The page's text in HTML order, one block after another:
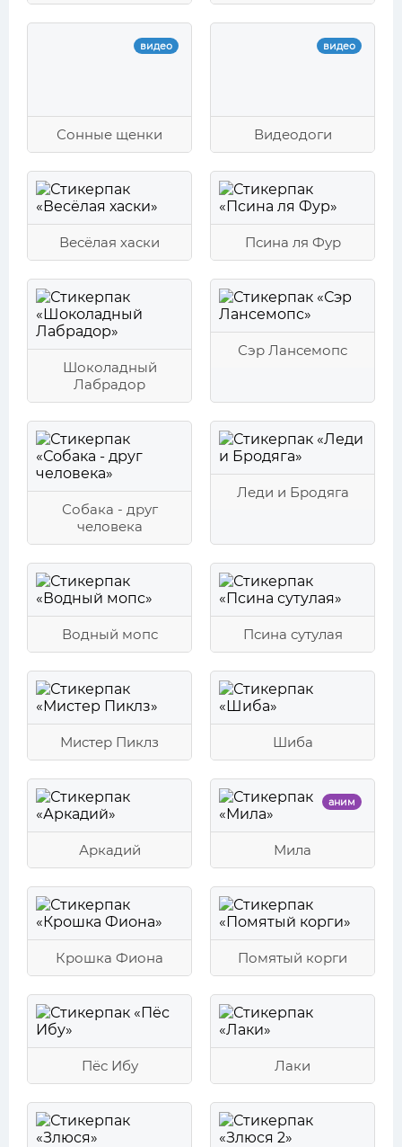
видео
Сонные щенки
видео
Видеодоги
Весёлая хаски Псина ля Фур
Шоколадный
Лабрадор
Сэр Лансемопс
Собака - друг
человека
Леди и Бродяга
Водный мопс Псина сутулая
Мистер Пиклз Шиба
Аркадий
аним
Мила
Крошка Фиона Помятый корги
Пёс Ибу Лаки